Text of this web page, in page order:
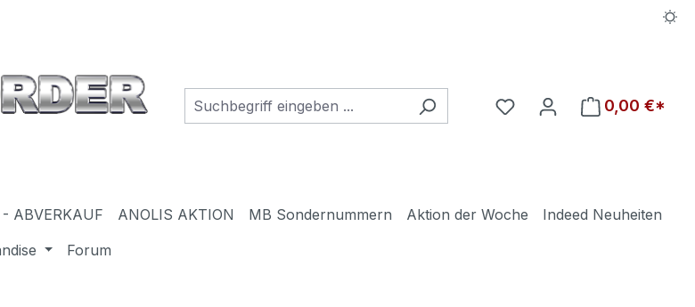
0,00 €*
- ABVERKAUF ANOLIS AKTION MB Sondernummern Aktion der Woche
Indeed Neuheiten
Forum